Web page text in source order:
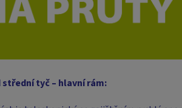
střední tyč – hlavní rám: